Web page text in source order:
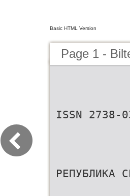
Basic HTML Version
Page 1 -
ISSN 2738-
РЕПУБЛИКА